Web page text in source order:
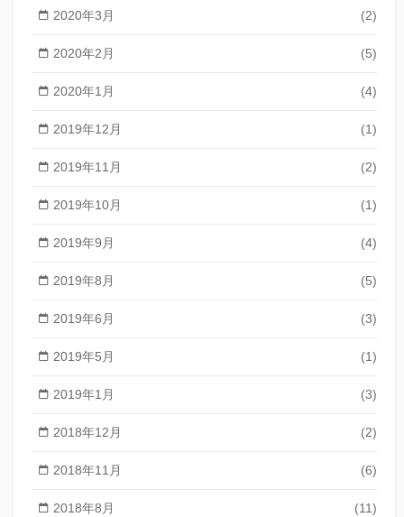
2020年3月 (2)
2020年2月 (5)
2020年1月 (4)
2019年12月 (1)
2019年11月 (2)
2019年10月 (1)
2019年9月 (4)
2019年8月 (5)
2019年6月 (3)
2019年5月 (1)
2019年1月 (3)
2018年12月 (2)
2018年11月 (6)
2018年8月 (11)